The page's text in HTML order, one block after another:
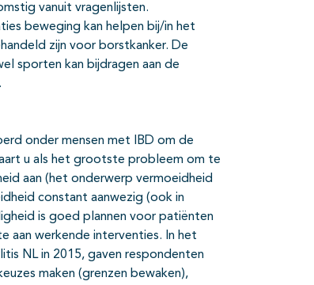
vanuit vragenlijsten.
beweging kan helpen bij/in het
zijn voor borstkanker. De
sporten kan bijdragen aan de
onder mensen met IBD om de
u als het grootste probleem om te
aan (het onderwerp vermoeidheid
constant aanwezig (ook in
is goed plannen voor patiënten
aan werkende interventies. In het
NL in 2015, gaven respondenten
maken (grenzen bewaken),